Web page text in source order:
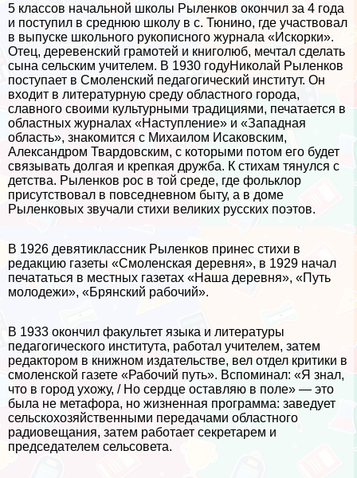
5 классов начальной школы Рыленков окончил за 4 года
и поступил в среднюю школу в с. Тюнино, где участвовал
в выпуске школьного рукописного журнала «Искорки».
Отец, деревенский грамотей и книголюб, мечтал сделать
сына сельским учителем. В 1930 годуНиколай Рыленков
поступает в Смоленский педагогический институт. Он
входит в литературную среду областного города,
славного своими культурными традициями, печатается в
областных журналах «Наступление» и «Западная
область», знакомится с Михаилом Исаковским,
Александром Твардовским, с которыми потом его будет
связывать долгая и крепкая дружба. К стихам тянулся с
детства. Рыленков рос в той среде, где фольклор
присутствовал в повседневном быту, а в доме
Рыленковых звучали стихи великих русских поэтов.
В 1926 девятиклассник Рыленков принес стихи в
редакцию газеты «Смоленская деревня», в 1929 начал
печататься в местных газетах «Наша деревня», «Путь
молодежи», «Брянский рабочий».
В 1933 окончил факультет языка и литературы
педагогического института, работал учителем, затем
редактором в книжном издательстве, вел отдел критики в
смоленской газете «Рабочий путь». Вспоминал: «Я знал,
что в город ухожу, / Но сердце оставляю в поле» — это
была не метафора, но жизненная программа: заведует
сельскохозяйственными передачами областного
радиовещания, затем работает секретарем и
председателем сельсовета.